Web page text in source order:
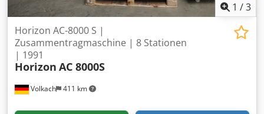
1 /3
Volkach 411 km
Horizon AC-8000 S |
Zusammentragmaschine | 8 Stationen
| 1991
Horizon AC 8000S